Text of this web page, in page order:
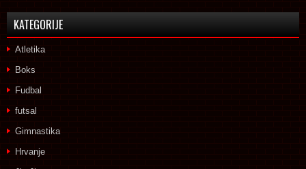
KATEGORIJE
Atletika
Boks
Fudbal
futsal
Gimnastika
Hrvanje